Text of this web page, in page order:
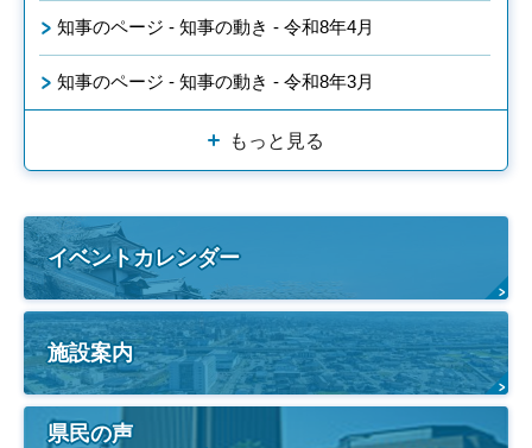
知事のページ - 知事の動き - 令和8年4月
知事のページ - 知事の動き - 令和8年3月
もっと見る
イベントカレンダー
施設案内
県民の声